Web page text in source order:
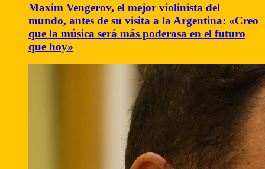
Maxim Vengerov, el mejor violinista del
mundo, antes de su visita a la Argentina: «Creo
que la música será más poderosa en el futuro
que hoy»